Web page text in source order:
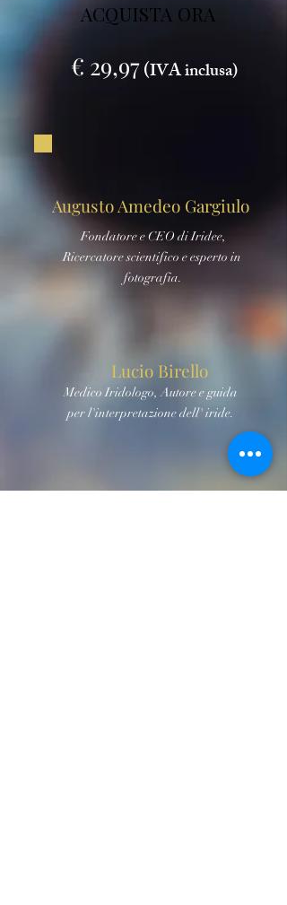
ACQUISTA ORA
€ 29,97(IVA inclusa)
Augusto Amedeo Gargiulo
Fondatore e CEO di Iridee,
Ricercatore scientifico e esperto in
fotografia.
Lucio Birello
Medico Iridologo, Autore e guida
per l'interpretazione dell' iride.